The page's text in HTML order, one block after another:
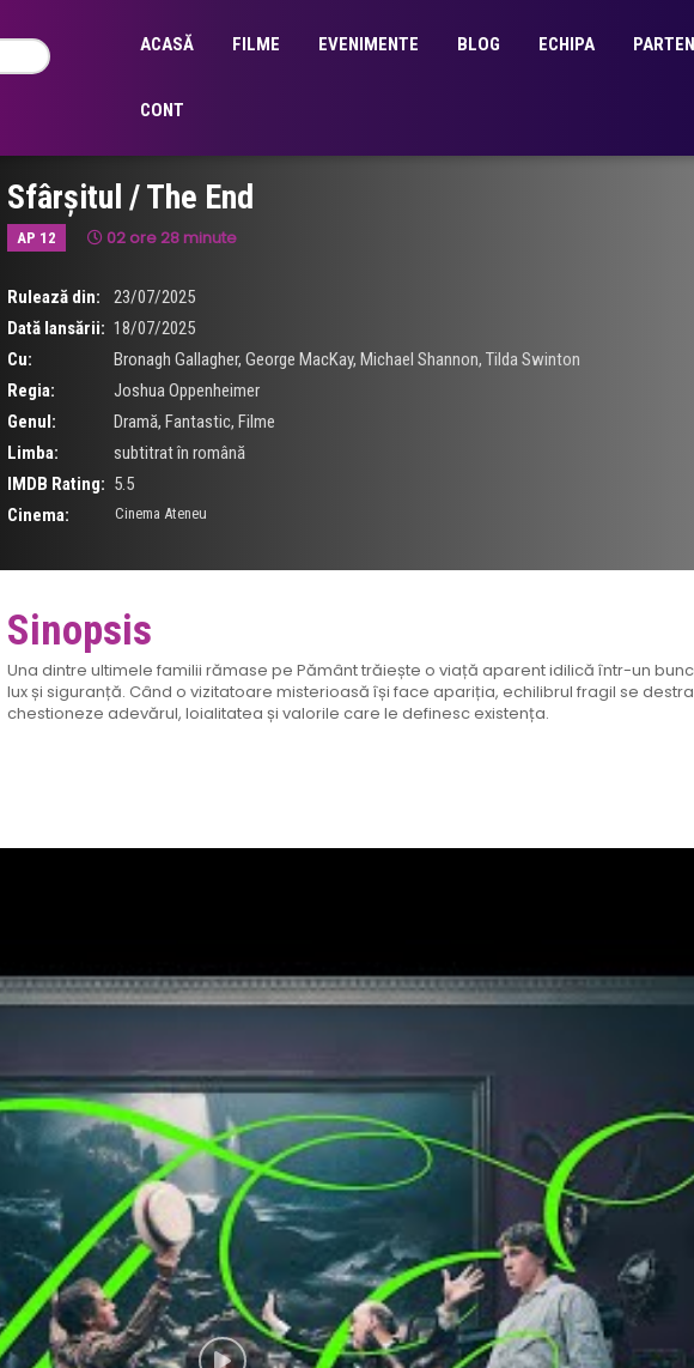
ACASĂ FILME EVENIMENTE BLOG ECHIPA
CONT
Sfârșitul / The End
AP 12 02 ore 28 minute
Rulează din:
23/07/2025
Dată lansării: 18/07/2025
Cu:
Bronagh Gallagher, George MacKay, Michael Shannon, Tilda Swinton
Regia:
Joshua Oppenheimer
Genul:
Dramă, Fantastic, Filme
Limba:
subtitrat în română
IMDB Rating: 5.5
Cinema:
Cinema Ateneu
Sinopsis
Una dintre ultimele familii rămase pe Pământ trăiește o viață aparent idilică într-un
lux și siguranță. Când o vizitatoare misterioasă își face apariția, echilibrul fragil se
chestioneze adevărul, loialitatea și valorile care le definesc existența.